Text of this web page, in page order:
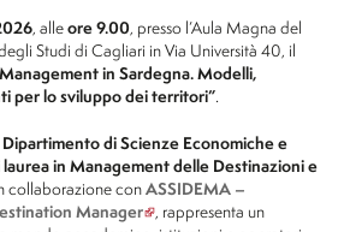
, alleore 9.00, presso l’Aula Magna del
Studi di Cagliari in Via Università 40, il
in Sardegna. Modelli,
per lo sviluppo dei territori”.
Dipartimento di Scienze Economiche e
in Management delle Destinazioni e
collaborazione conASSIDEMA –
Manager , rappresenta un